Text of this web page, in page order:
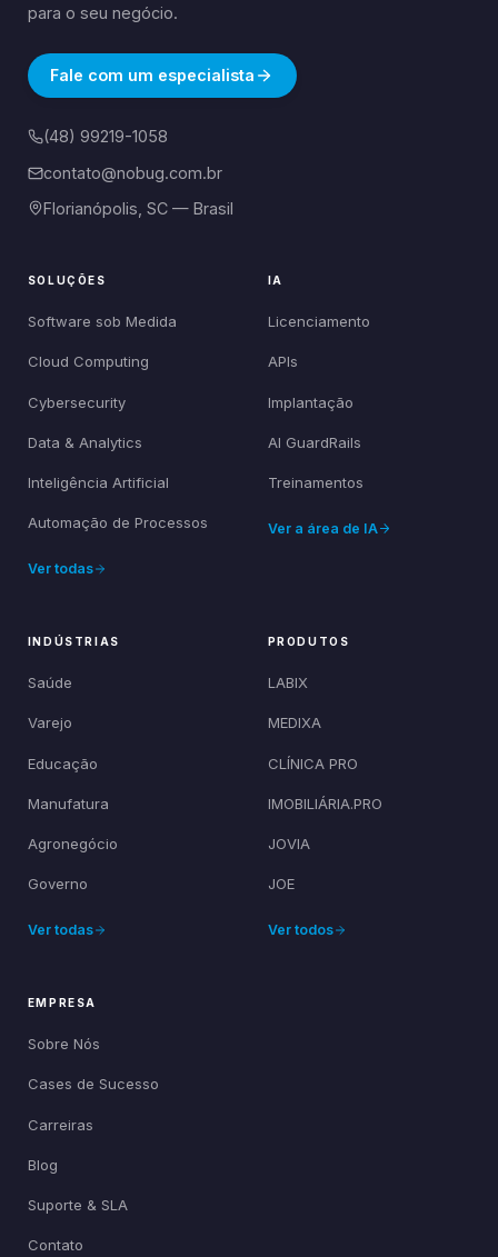
para o seu negócio.
Fale com um especialista
(48) 99219-1058
contato@nobug.com.br
Florianópolis, SC — Brasil
SOLUÇÕES
Software sob Medida
Cloud Computing
Cybersecurity
Data & Analytics
Inteligência Artificial
Automação de Processos
Ver todas
IA
Licenciamento
APIs
Implantação
AI GuardRails
Treinamentos
Ver a área de IA
INDÚSTRIAS
Saúde
Varejo
Educação
Manufatura
Agronegócio
Governo
Ver todas
PRODUTOS
LABIX
MEDIXA
CLÍNICA PRO
IMOBILIÁRIA.PRO
JOVIA
JOE
Ver todos
EMPRESA
Sobre Nós
Cases de Sucesso
Carreiras
Blog
Suporte & SLA
Contato